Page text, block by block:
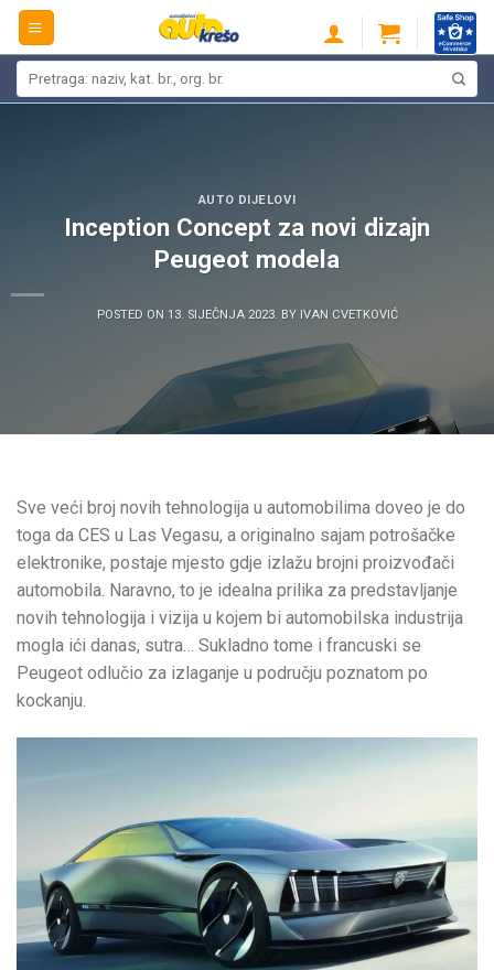
Skip
content
AUTO DIJELOVI
Inception Concept za novi dizajn
Peugeot modela
POSTED ON 13. SIJEČNJA 2023. BY IVAN CVETKOVIĆ
Sve veći broj novih tehnologija u automobilima doveo je do
toga da CES u Las Vegasu, a originalno sajam potrošačke
elektronike, postaje mjesto gdje izlažu brojni proizvođači
automobila. Naravno, to je idealna prilika za predstavljanje
novih tehnologija i vizija u kojem bi automobilska industrija
mogla ići danas, sutra… Sukladno tome i francuski se
Peugeot odlučio za izlaganje u području poznatom po
kockanju.